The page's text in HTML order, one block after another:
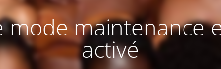
mode maintenance
activé